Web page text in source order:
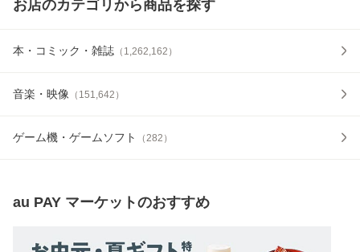
お店のカテゴリから商品を探す
本・コミック・雑誌 （ 1,262,162 ）
音楽・映像 （ 151,642 ）
ゲーム機・ゲームソフト （282 ）
au PAY マーケットのおすすめ